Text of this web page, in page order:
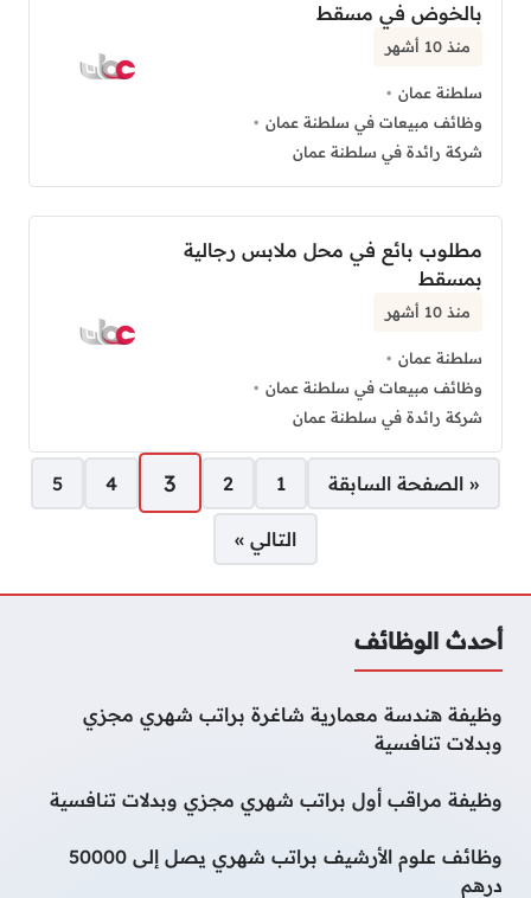
بالخوض في مسقط
منذ 10 أشهر
سلطنة عمان
وظائف مبيعات في سلطنة عمان
شركة رائدة في سلطنة عمان
مطلوب بائع في محل ملابس رجالية
بمسقط
منذ 10 أشهر
سلطنة عمان
وظائف مبيعات في سلطنة عمان
شركة رائدة في سلطنة عمان
صفحات:
« الصفحة السابقة 1
2
3
4
5
التالي »
أحدث الوظائف
وظيفة هندسة معمارية شاغرة براتب شهري مجزي
وبدلات تنافسية
وظيفة مراقب أول براتب شهري مجزي وبدلات تنافسية
وظائف علوم الأرشيف براتب شهري يصل إلى 50000
درهم